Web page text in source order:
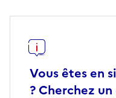
Vous êtes en
? Cherchez